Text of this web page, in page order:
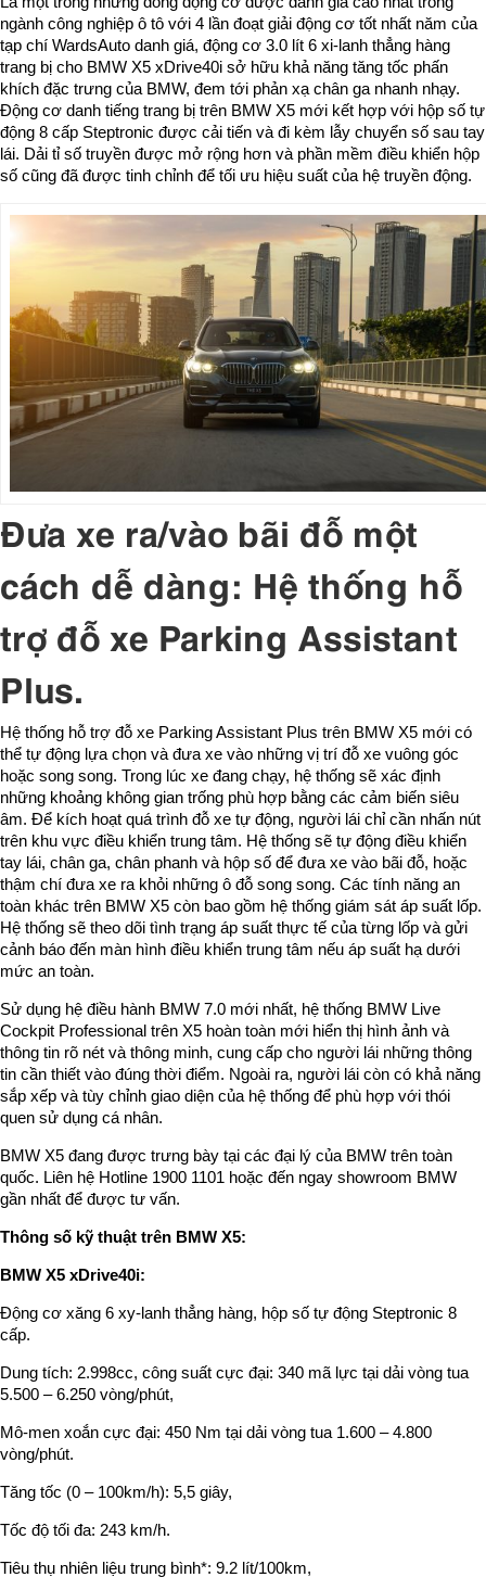
ngành công nghiệp ô tô với 4 lần đoạt giải động cơ tốt nhất năm của
tạp chí WardsAuto danh giá, động cơ 3.0 lít 6 xi-lanh thẳng hàng
trang bị cho BMW X5 xDrive40i sở hữu khả năng tăng tốc phấn
khích đặc trưng của BMW, đem tới phản xạ chân ga nhanh nhạy.
Động cơ danh tiếng trang bị trên BMW X5 mới kết hợp với hộp số tự
động 8 cấp Steptronic được cải tiến và đi kèm lẫy chuyển số sau tay
lái. Dải tỉ số truyền được mở rộng hơn và phần mềm điều khiển hộp
số cũng đã được tinh chỉnh để tối ưu hiệu suất của hệ truyền động.
Đưa xe ra/vào bãi đỗ một
cách dễ dàng: Hệ thống hỗ
trợ đỗ xe Parking Assistant
Plus.
Hệ thống hỗ trợ đỗ xe Parking Assistant Plus trên BMW X5 mới có
thể tự động lựa chọn và đưa xe vào những vị trí đỗ xe vuông góc
hoặc song song. Trong lúc xe đang chạy, hệ thống sẽ xác định
những khoảng không gian trống phù hợp bằng các cảm biến siêu
âm. Để kích hoạt quá trình đỗ xe tự động, người lái chỉ cần nhấn nút
trên khu vực điều khiển trung tâm. Hệ thống sẽ tự động điều khiển
tay lái, chân ga, chân phanh và hộp số để đưa xe vào bãi đỗ, hoặc
thậm chí đưa xe ra khỏi những ô đỗ song song. Các tính năng an
toàn khác trên BMW X5 còn bao gồm hệ thống giám sát áp suất lốp.
Hệ thống sẽ theo dõi tình trạng áp suất thực tế của từng lốp và gửi
cảnh báo đến màn hình điều khiển trung tâm nếu áp suất hạ dưới
mức an toàn.
Sử dụng hệ điều hành BMW 7.0 mới nhất, hệ thống BMW Live
Cockpit Professional trên X5 hoàn toàn mới hiển thị hình ảnh và
thông tin rõ nét và thông minh, cung cấp cho người lái những thông
tin cần thiết vào đúng thời điểm. Ngoài ra, người lái còn có khả năng
sắp xếp và tùy chỉnh giao diện của hệ thống để phù hợp với thói
quen sử dụng cá nhân.
BMW X5 đang được trưng bày tại các đại lý của BMW trên toàn
quốc. Liên hệ Hotline 1900 1101 hoặc đến ngay showroom BMW
gần nhất để được tư vấn.
Thông số kỹ thuật trên BMW X5:
BMW X5 xDrive40i:
Động cơ xăng 6 xy-lanh thẳng hàng, hộp số tự động Steptronic 8
cấp.
Dung tích: 2.998cc, công suất cực đại: 340 mã lực tại dải vòng tua
5.500 – 6.250 vòng/phút,
Mô-men xoắn cực đại: 450 Nm tại dải vòng tua 1.600 – 4.800
vòng/phút.
Tăng tốc (0 – 100km/h): 5,5 giây,
Tốc độ tối đa: 243 km/h.
Tiêu thụ nhiên liệu trung bình*: 9.2 lít/100km,